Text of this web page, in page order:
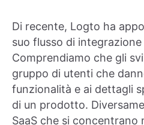
Di recente, Logto ha
suo flusso di
Comprendiamo che gli
gruppo di utenti che
funzionalità e ai dettagli
di un prodotto.
SaaS che si concentrano